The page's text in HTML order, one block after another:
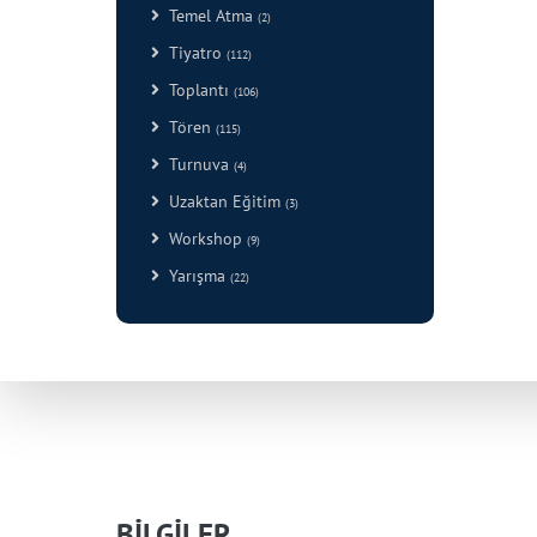
Temel Atma (2)
Tiyatro (112)
Toplantı (106)
Tören (115)
Turnuva (4)
Uzaktan Eğitim (3)
Workshop (9)
Yarışma (22)